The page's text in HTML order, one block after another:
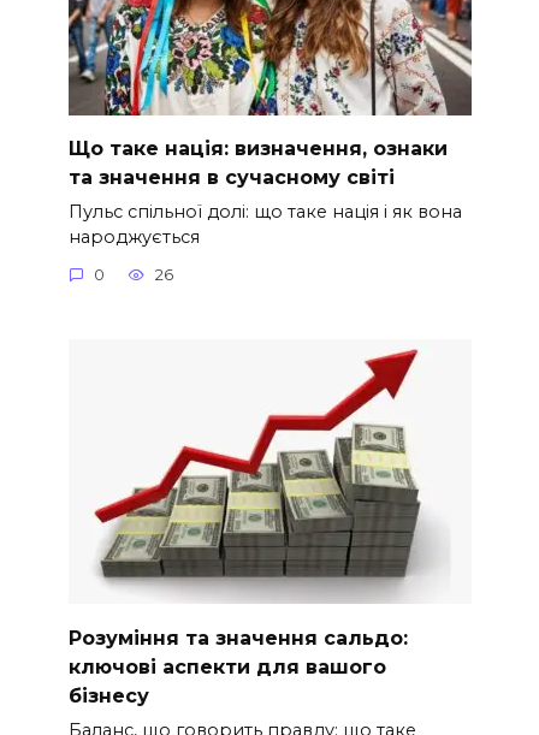
Що таке нація: визначення, ознаки
та значення в сучасному світі
Пульс спільної долі: що таке нація і як вона
народжується
0 26
Розуміння та значення сальдо:
ключові аспекти для вашого
бізнесу
Баланс, що говорить правду: що таке